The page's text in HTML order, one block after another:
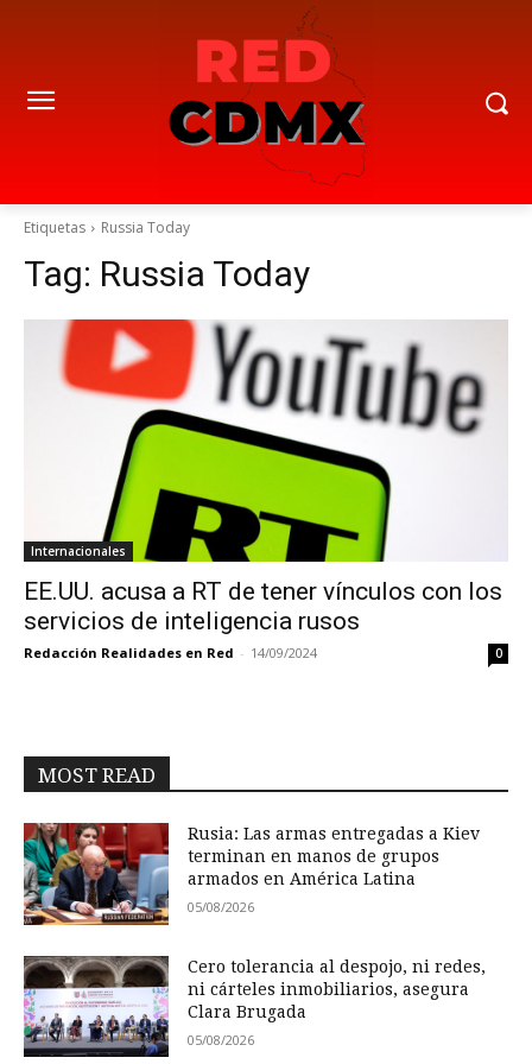
Etiquetas Russia Today
Tag: Russia Today
Internacionales
EE.UU. acusa a RT de tener vínculos con los
servicios de inteligencia rusos
Redacción Realidades en Red - 14/09/2024 0
MOST READ
Rusia: Las armas entregadas a Kiev
terminan en manos de grupos
armados en América Latina
05/08/2026
Cero tolerancia al despojo, ni redes,
ni cárteles inmobiliarios, asegura
Clara Brugada
05/08/2026